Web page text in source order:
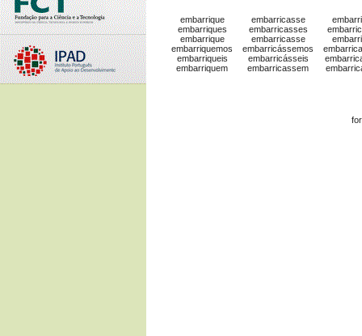
embarrique
embarriques
embarrique
embarriquemos
embarriqueis
embarriquem
embarricasse
embarricasses
embarricasse
embarricássemos
embarricásseis
embarricassem